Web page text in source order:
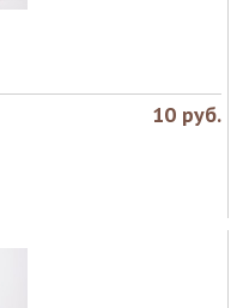
10 руб.